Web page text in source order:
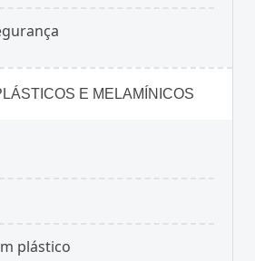
E MELAMÍNICOS
plástico